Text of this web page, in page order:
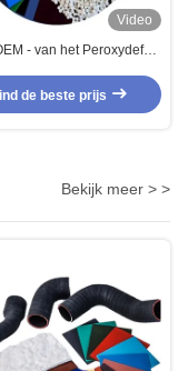
Video
- van het Peroxydefkm
dichtheidsbisphenol de
Brandstofslangen
de beste prijs
Bekijk meer > >